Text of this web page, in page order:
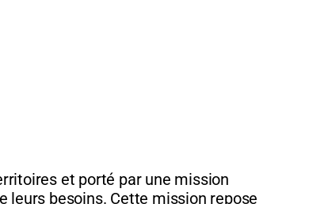
et porté par une mission
leurs besoins. Cette mission repose